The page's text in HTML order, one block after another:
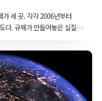
세 곳. 각각 2006년부터
다. 규제가 만들어놓은 실질
2%에서 3%로 오르는 9억
못하는 상황이 보인다. 사는
로 끌어내리려 했을 것이고
수도 있다. 그런데 전반적인
9억이라는 제한은 무의미해